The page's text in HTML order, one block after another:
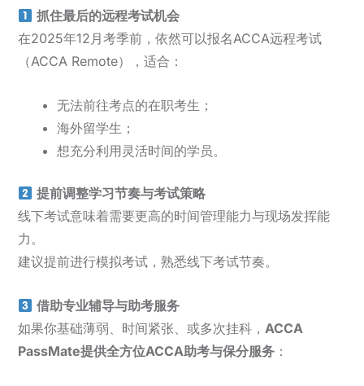
抓住最后的远程考试机会
在2025年12月考季前，依然可以报名ACCA远程考试
（ACCA Remote），适合：
无法前往考点的在职考生；
海外留学生；
想充分利用灵活时间的学员。
提前调整学习节奏与考试策略
线下考试意味着需要更高的时间管理能力与现场发挥能
力。
建议提前进行模拟考试，熟悉线下考试节奏。
借助专业辅导与助考服务
如果你基础薄弱、时间紧张、或多次挂科， ACCA
PassMate提供全方位ACCA助考与保分服务 ：